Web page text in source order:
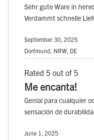
Sehr gute Ware in
Verdammt schnelle
September 30, 2025
Dortmund, NRW, DE
Rated 5 out of 5
Me encanta!
Genial para cualquier
sensación de
June 1, 2025